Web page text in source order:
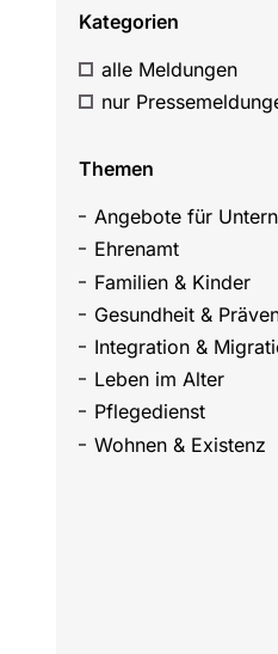
Kategorien
alle Meldungen
nur
Themen
Angebote für
Ehrenamt
Familien & Kinder
Gesundheit &
Integration &
Leben im Alter
Pflegedienst
Wohnen & Existenz